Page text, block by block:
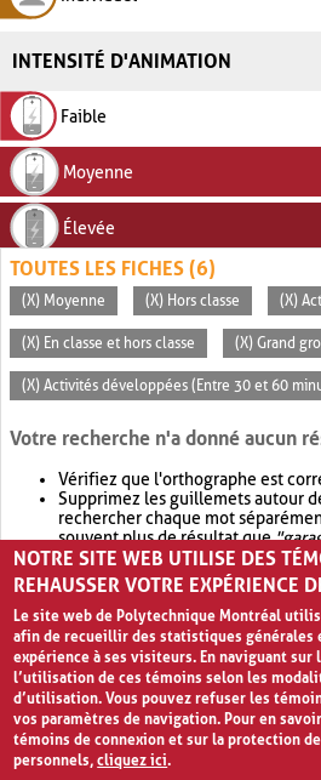
INTENSITÉ D'ANIMATION
Faible
Moyenne
Élevée
TOUTES LES FICHES (6)
(X) Moyenne (X) Hors classe (X)
(X) En classe et hors classe (X) Grand
(X) Activités développées (Entre 30 et 60
Votre recherche n'a donné aucun
Vérifiez que l'orthographe est
Supprimez les guillemets autour
rechercher chaque mot
souvent plus de résultat que
Envisagez d'élargir votre
retournera souvent plus de
NOTRE SITE WEB UTILISE DES
REHAUSSER VOTRE EXPÉRIENCE
Le site web de Polytechnique Montréal
afin de recueillir des statistiques
expérience à ses visiteurs. En naviguant sur
l’utilisation de ces témoins selon les
d’utilisation. Vous pouvez refuser les
vos paramètres de navigation. Pour en
témoins de connexion et sur la protection
personnels,cliquez ici.